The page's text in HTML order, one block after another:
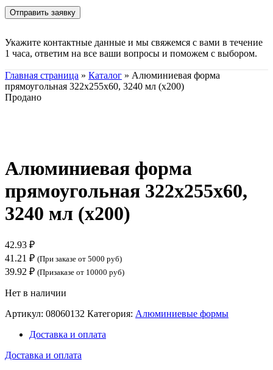
Укажите контактные данные и мы свяжемся с вами в течение
1 часа, ответим на все ваши вопросы и поможем с выбором.
Главная страница » Каталог » Алюминиевая форма
прямоугольная 322х255х60, 3240 мл (х200)
Продано
Алюминиевая форма
прямоугольная 322х255х60,
3240 мл (х200)
42.93 ₽
41.21 ₽ (При заказе от 5000 руб)
39.92 ₽ (Призаказе от 10000 руб)
Нет в наличии
Артикул: 08060132 Категория: Алюминиевые формы
Доставка и оплата
Доставка и оплата